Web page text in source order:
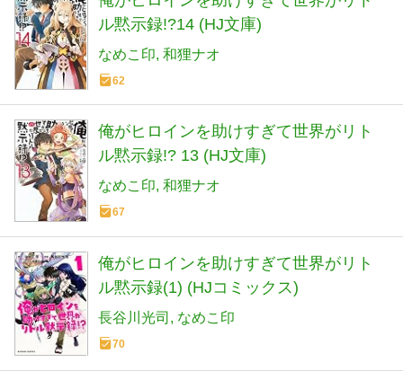
ル黙示録!?14 (HJ文庫)
なめこ印 和狸ナオ
62
俺がヒロインを助けすぎて世界がリト
ル黙示録!? 13 (HJ文庫)
なめこ印 和狸ナオ
67
俺がヒロインを助けすぎて世界がリト
ル黙示録(1) (HJコミックス)
長谷川光司 なめこ印
70